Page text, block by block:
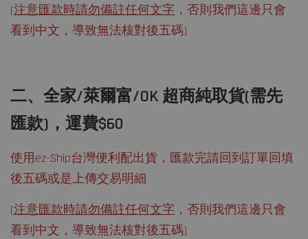
(注意匯款時請勿備註任何文字 ，否則我們這邊只會
看到中文，導致無法核對後五碼)
二、全家/萊爾富/OK 超商純取貨(需先
匯款)，運費$60
使用ez-Ship台灣便利配出貨，匯款完請回到訂單回填
後五碼或是上傳交易明細
(注意匯款時請勿備註任何文字 ，否則我們這邊只會
看到中文，導致無法核對後五碼)